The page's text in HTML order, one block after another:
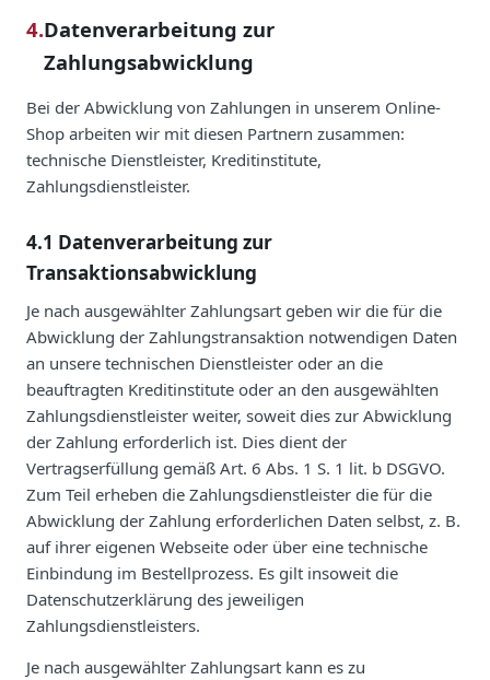
4.Datenverarbeitung zur
Zahlungsabwicklung
Bei der Abwicklung von Zahlungen in unserem Online-
Shop arbeiten wir mit diesen Partnern zusammen:
technische Dienstleister, Kreditinstitute,
Zahlungsdienstleister.
4.1 Datenverarbeitung zur
Transaktionsabwicklung
Je nach ausgewählter Zahlungsart geben wir die für die
Abwicklung der Zahlungstransaktion notwendigen Daten
an unsere technischen Dienstleister oder an die
beauftragten Kreditinstitute oder an den ausgewählten
Zahlungsdienstleister weiter, soweit dies zur Abwicklung
der Zahlung erforderlich ist. Dies dient der
Vertragserfüllung gemäß Art. 6 Abs. 1 S. 1 lit. b DSGVO.
Zum Teil erheben die Zahlungsdienstleister die für die
Abwicklung der Zahlung erforderlichen Daten selbst, z. B.
auf ihrer eigenen Webseite oder über eine technische
Einbindung im Bestellprozess. Es gilt insoweit die
Datenschutzerklärung des jeweiligen
Zahlungsdienstleisters.
Je nach ausgewählter Zahlungsart kann es zu